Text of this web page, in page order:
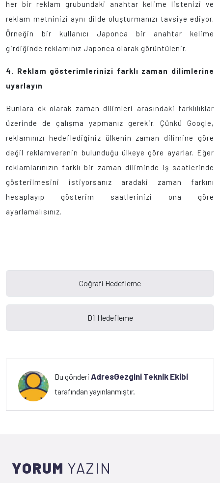
her bir reklam grubundaki anahtar kelime listenizi ve
reklam metninizi aynı dilde oluşturmanızı tavsiye ediyor.
Örneğin bir kullanıcı Japonca bir anahtar kelime
girdiğinde reklamınız Japonca olarak görüntülenir.
4. Reklam gösterimlerinizi farklı zaman dilimlerine
uyarlayın
Bunlara ek olarak zaman dilimleri arasındaki farklılıklar
üzerinde de çalışma yapmanız gerekir. Çünkü Google,
reklamınızı hedeflediğiniz ülkenin zaman dilimine göre
değil reklamverenin bulunduğu ülkeye göre ayarlar. Eğer
reklamlarınızın farklı bir zaman diliminde iş saatlerinde
gösterilmesini istiyorsanız aradaki zaman farkını
hesaplayıp gösterim saatlerinizi ona göre
ayarlamalısınız.
Bu gönderiAdresGezgini Teknik Ekibi
tarafından yayınlanmıştır.
YORUM YAZIN